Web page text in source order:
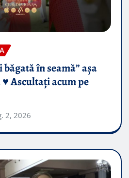
în seamă” așa
Ascultați acum pe
2, 2026